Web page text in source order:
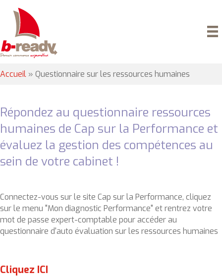
Accueil » Questionnaire sur les ressources humaines
Répondez au questionnaire ressources
humaines de Cap sur la Performance et
évaluez la gestion des compétences au
sein de votre cabinet !
Connectez-vous sur le site Cap sur la Performance, cliquez
sur le menu "Mon diagnostic Performance" et rentrez votre
mot de passe expert-comptable pour accéder au
questionnaire d'auto évaluation sur les ressources humaines
Cliquez ICI